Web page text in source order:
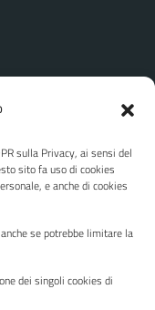
sulla Privacy, ai sensi del
sito fa uso di cookies
e anche di cookies
se potrebbe limitare la
dei singoli cookies di